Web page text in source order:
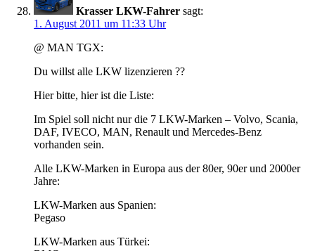
Krasser LKW-Fahrer sagt:
1. August 2011 um 11:33 Uhr
@ MAN TGX:
Du willst alle LKW lizenzieren ??
Hier bitte, hier ist die Liste:
Im Spiel soll nicht nur die 7 LKW-Marken – Volvo, Scania,
DAF, IVECO, MAN, Renault und Mercedes-Benz
vorhanden sein.
Alle LKW-Marken in Europa aus der 80er, 90er und 2000er
Jahre:
LKW-Marken aus Spanien:
Pegaso
LKW-Marken aus Türkei: